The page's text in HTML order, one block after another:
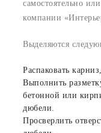
самостоятельно
компании
Выделяются
Распаковать
Выполнить
бетонной или
дюбели.
Просверлить